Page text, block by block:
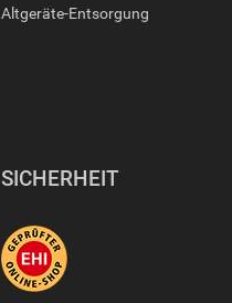
Altgeräte-Entsorgung
SICHERHEIT